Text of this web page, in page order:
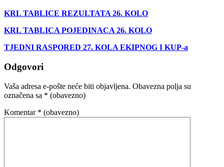
KRL TABLICE REZULTATA 26. KOLO
KRL TABLICA POJEDINACA 26. KOLO
TJEDNI RASPORED 27. KOLA EKIPNOG I KUP-a
Odgovori
Vaša adresa e-pošte neće biti objavljena. Obavezna polja su
označena sa * (obavezno)
Komentar * (obavezno)